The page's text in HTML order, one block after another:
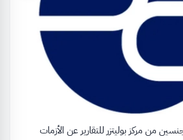
من مركز بوليتزر للتقارير عن الأزمات